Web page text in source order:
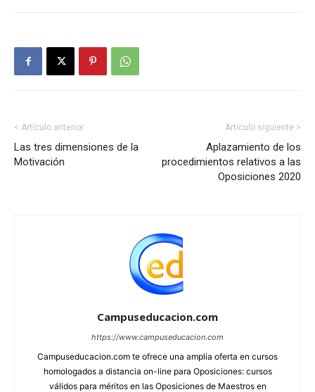
< Artículo anterior
Las tres dimensiones de la
Motivación
Artículo siguiente >
Aplazamiento de los
procedimientos relativos a las
Oposiciones 2020
Campuseducacion.com
https://www.campuseducacion.com
Campuseducacion.com te ofrece una amplia oferta en cursos
homologados a distancia on-line para Oposiciones: cursos
válidos para méritos en las Oposiciones de Maestros en